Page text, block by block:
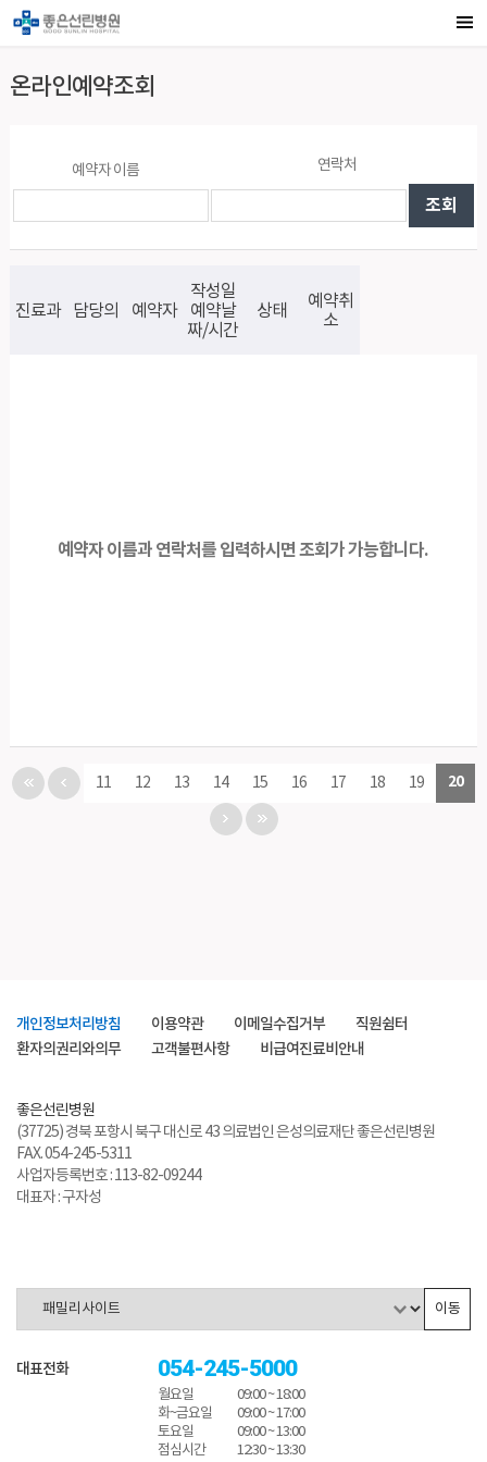
온라인예약조회
예약자 이름 연락처
진료과 담당의 예약자
작성일
예약날
짜/시간
상태
예약취
소
예약자 이름과 연락처를 입력하시면 조회가 가능합니다.
11 12 13 14 15 16 17 18 19 20
개인정보처리방침 이용약관 이메일수집거부
직원쉼터
환자의권리와의무
고객불편사항 비급여진료비안내
좋은선린병원
(37725) 경북 포항시 북구 대신로 43 의료법인 은성의료재단 좋은선린병원
FAX. 054-245-5311
사업자등록번호 : 113-82-09244
대표자 : 구자성
이동
대표전화 054-245-5000
월요일
09:00 ~ 18:00
화~금요일
09:00 ~ 17:00
토요일
09:00 ~ 13:00
점심시간
12:30 ~ 13:30